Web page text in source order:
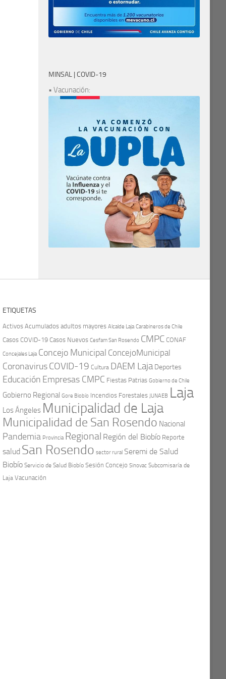
MINSAL | COVID-19
• Vacunación:
ETIQUETAS
Activos Acumulados adultos mayores Alcalde Laja Carabineros de Chile
Casos COVID-19 Casos Nuevos Cesfam San Rosendo CMPC CONAF
Concejales Laja Concejo Municipal ConcejoMunicipal
CoronavirusCOVID-19 Cultura DAEM Laja Deportes
Educación Empresas CMPC Fiestas Patrias Gobierno de Chile
Gobierno Regional Gore Biobío Incendios Forestales JUNAEB Laja
Los Ángeles Municipalidad de Laja
Municipalidad de San Rosendo Nacional
Pandemia Provincia Regional Región del Biobío Reporte
salud San Rosendo sector rural Seremi de Salud
Biobío Servicio de Salud Biobío Sesión Concejo Sinovac Subcomisaría de
Laja Vacunación